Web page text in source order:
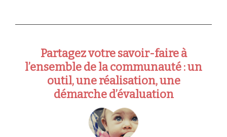
Partagez votre savoir-faire à
l’ensemble de la communauté : un
outil, une réalisation, une
démarche d’évaluation